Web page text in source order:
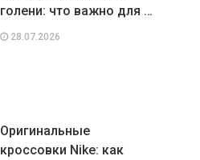
голени: что важно для …
28.07.2026
Оригинальные
кроссовки Nike: как